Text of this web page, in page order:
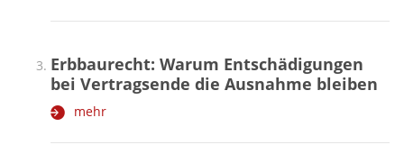
Erbbaurecht: Warum Entschädigungen
bei Vertragsende die Ausnahme bleiben
mehr